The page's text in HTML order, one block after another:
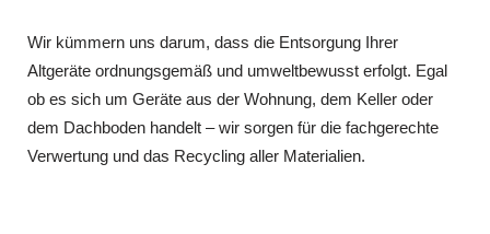
Wir kümmern uns darum, dass die Entsorgung Ihrer
Altgeräte ordnungsgemäß und umweltbewusst erfolgt. Egal
ob es sich um Geräte aus der Wohnung, dem Keller oder
dem Dachboden handelt – wir sorgen für die fachgerechte
Verwertung und das Recycling aller Materialien.